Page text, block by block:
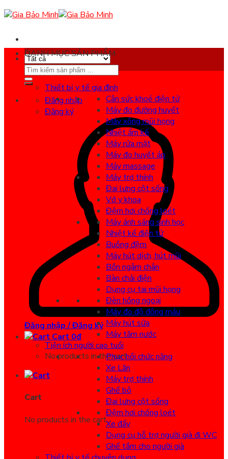
Skip
to
Search
for:
Đăng nhập
Đăng ký
Đăng nhập / Đăng ký
Cart 0đ
No products in the cart.
Cart
No products in the cart.
DANH MỤC SẢN PHẨM
Thiết bị y tế gia đình
Cân sức khoẻ điện tử
Máy đo đường huyết
Máy xông mũi họng
Nhiệt ẩm kế
Máy rửa mặt
Máy đo huyết áp
Máy massage
Máy trợ thính
Đai lưng cột sống
Vớ y khoa
Đệm hơi chống loét
Máy ánh sáng sinh học
Nhiệt kế điện tử
Buồng đệm
Máy hút dịch, hút mũi
Bồn ngâm chân
Bàn chải điện
Dụng cụ tai mũi họng
Đèn hồng ngoại
Máy đo độ đông máu
Máy hút sữa
Máy tăm nước
Tiện ích người cao tuổi
Phục hồi chức năng
Xe Lăn
Máy trợ thính
Ghế bô
Đai lưng cột sống
Đệm hơi chống loét
Xe đẩy
Dụng cụ hỗ trợ người già đi WC
Ghế tắm cho người già